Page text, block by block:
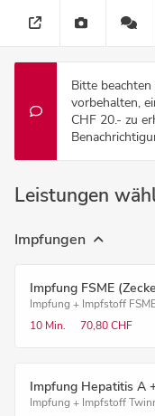
Bitte
vorbehalten,
CHF 20.- zu
Leistungen
Impfungen
Impfung FSME
Impfung + Impfstoff
10 Min.
70,80 CHF
Impfung Hepatitis A
Impfung + Impfstoff